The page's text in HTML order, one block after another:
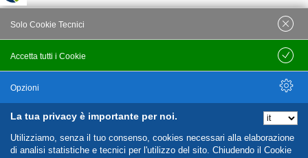
La tua privacy è importante per noi.
Utilizziamo, senza il tuo consenso, cookies necessari alla elaborazione
di analisi statistiche e tecnici per l'utilizzo del sito. Chiudendo il Cookie
Accetta tutti i Cookie
Solo Cookie Tecnici
Salva
Opzioni
Nascondi Opzioni